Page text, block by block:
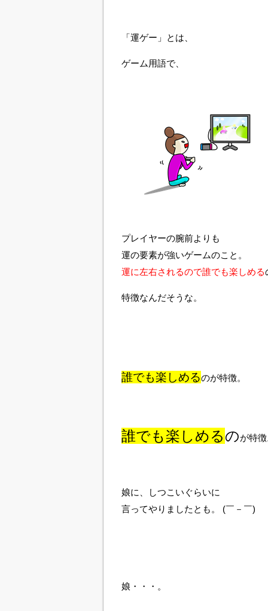
「運ゲー」とは、
ゲーム用語で、
プレイヤーの腕前よりも
運の要素が強いゲームのこと。
運に左右されるので誰でも楽しめる
特徴なんだそうな。
誰でも楽しめるのが特徴。
誰でも楽しめるのが特
娘に、しつこいぐらいに
言ってやりましたとも。 (￣－￣)
娘・・・。